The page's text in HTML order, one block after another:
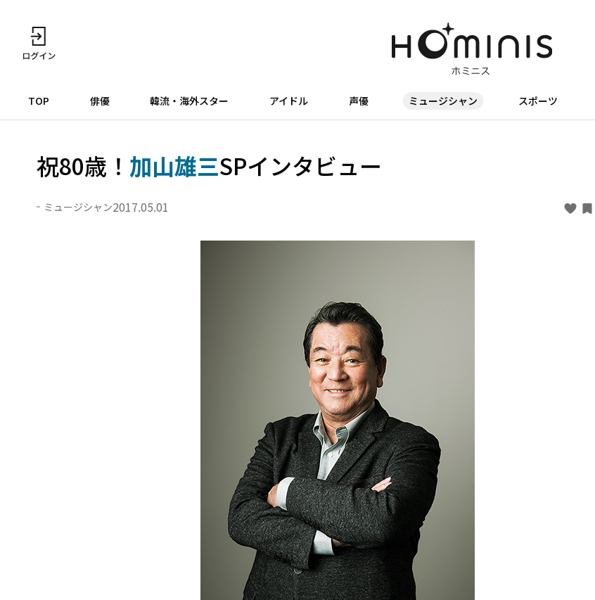
TOP 俳優 韓流・海外スター アイドル 声優 ミュージシャン スポーツ
祝80歳！ 加山雄三SPインタビュー
ミュージシャン2017.05.01